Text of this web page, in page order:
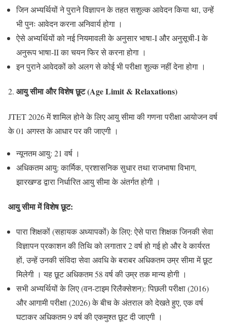
जिन अभ्यर्थियों ने पुराने विज्ञापन के तहत सशुल्क आवेदन किया था, उन्हें
भी पुनः आवेदन करना अनिवार्य होगा ।
ऐसे अभ्यर्थियों को नई नियमावली के अनुसार भाषा-I और अनुसूची-I के
अनुरूप भाषा-II का चयन फिर से करना होगा ।
इन पुराने आवेदकों को अलग से कोई भी परीक्षा शुल्क नहीं देना होगा ।
आयु सीमा और विशेष छूट (Age Limit & Relaxations)
JTET 2026 में शामिल होने के लिए आयु सीमा की गणना परीक्षा आयोजन वर्ष
के 01 अगस्त के आधार पर की जाएगी ।
न्यूनतम आयु: 21 वर्ष ।
अधिकतम आयु: कार्मिक, प्रशासनिक सुधार तथा राजभाषा विभाग,
झारखण्ड द्वारा निर्धारित आयु सीमा के अंतर्गत होगी ।
आयु सीमा में विशेष छूट:
पारा शिक्षकों (सहायक अध्यापकों) के लिए: ऐसे पारा शिक्षक जिनकी सेवा
विज्ञापन प्रकाशन की तिथि को लगातार 2 वर्ष हो गई हो और वे कार्यरत
हों, उन्हें उनकी संविदा सेवा अवधि के बराबर अधिकतम उम्र सीमा में छूट
मिलेगी । यह छूट अधिकतम 58 वर्ष की उम्र तक मान्य होगी ।
सभी अभ्यर्थियों के लिए (वन-टाइम रिलैक्सेशन): पिछली परीक्षा (2016)
और आगामी परीक्षा (2026) के बीच के अंतराल को देखते हुए, एक वर्ष
घटाकर अधिकतम 9 वर्ष की एकमुश्त छूट दी जाएगी ।